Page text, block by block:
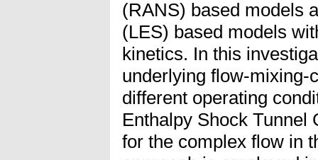
(RANS) based models
(LES) based models
kinetics. In this
underlying flow-mixing-
different operating
Enthalpy Shock Tunnel
for the complex flow in